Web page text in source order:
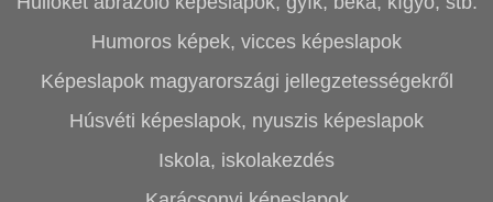
Humoros képek, vicces képeslapok
Képeslapok magyarországi jellegzetességekről
Húsvéti képeslapok, nyuszis képeslapok
Iskola, iskolakezdés